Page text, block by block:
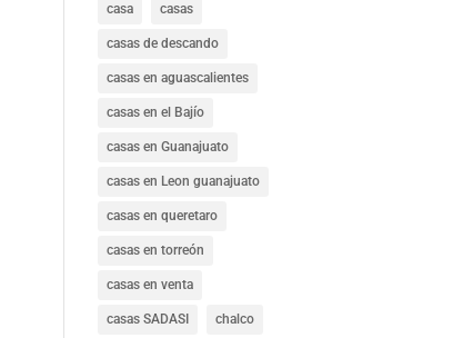
casa casas
casas de descando
casas en aguascalientes
casas en el Bajío
casas en Guanajuato
casas en Leon guanajuato
casas en queretaro
casas en torreón
casas en venta
casas SADASI chalco